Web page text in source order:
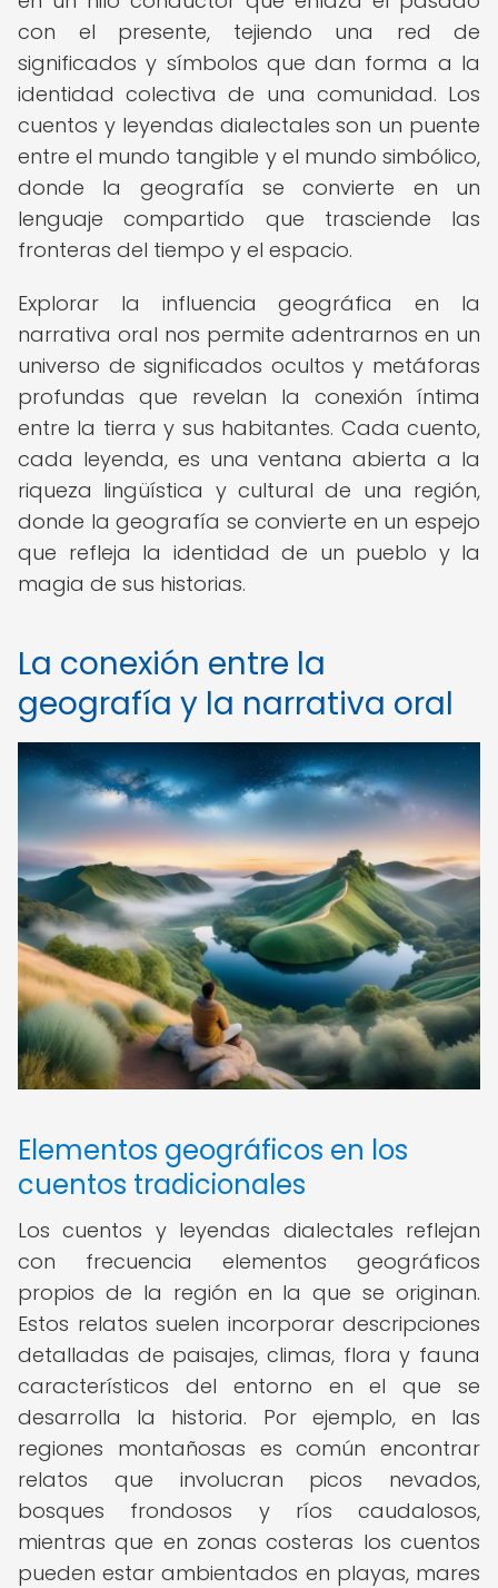
con el presente, tejiendo una red de
significados y símbolos que dan forma a la
identidad colectiva de una comunidad. Los
cuentos y leyendas dialectales son un puente
entre el mundo tangible y el mundo simbólico,
donde la geografía se convierte en un
lenguaje compartido que trasciende las
fronteras del tiempo y el espacio.
Explorar la influencia geográfica en la
narrativa oral nos permite adentrarnos en un
universo de significados ocultos y metáforas
profundas que revelan la conexión íntima
entre la tierra y sus habitantes. Cada cuento,
cada leyenda, es una ventana abierta a la
riqueza lingüística y cultural de una región,
donde la geografía se convierte en un espejo
que refleja la identidad de un pueblo y la
magia de sus historias.
La conexión entre la
geografía y la narrativa oral
Elementos geográficos en los
cuentos tradicionales
Los cuentos y leyendas dialectales reflejan
con frecuencia elementos geográficos
propios de la región en la que se originan.
Estos relatos suelen incorporar descripciones
detalladas de paisajes, climas, flora y fauna
característicos del entorno en el que se
desarrolla la historia. Por ejemplo, en las
regiones montañosas es común encontrar
relatos que involucran picos nevados,
bosques frondosos y ríos caudalosos,
mientras que en zonas costeras los cuentos
pueden estar ambientados en playas, mares